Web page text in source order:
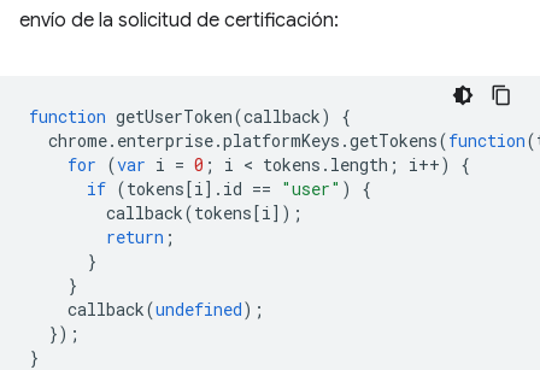
envío de la solicitud de certificación:
function getUserToken(callback)
{
chrome. enterprise.platformKeys .getTokens(function(
for (var i = 0 ; i < tokens . length ; i++)
{
if (tokens[i]. id == "user" )
{
callback(tokens[i]);
return ;
}
}
callback(undefined);
});
}